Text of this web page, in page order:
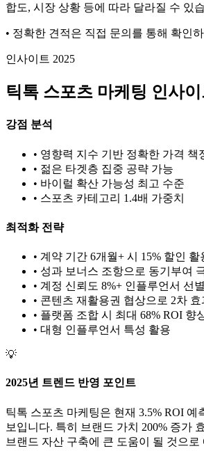
합도, 시장 상황 등에 따라 달라질 수 있
• 정확한 견적은 직접 문의를 통해 확인
인사이트 2025
틱톡 스포츠 마케팅 인사
강점 분석
• 영향력 지수 기반 정확한 가격 책
• 젊은 타겟층 집중 공략 가능
• 바이럴 확산 가능성 최고 수준
• 스포츠 카테고리 1.4배 가중치
최적화 전략
• 계약 기간 6개월+ 시 15% 할인 활
• 성과 보너스 조항으로 동기부여
• 계정 신뢰도 8%+ 인플루언서 선별
• 콘텐츠 재활용권 협상으로 2차 효
• 플랫폼 조합 시 최대 68% ROI 향
• 대형 인플루언서 특성 활용
💡
2025년 트렌드 반영 포인트
틱톡 스포츠 마케팅은 현재 3.5% ROI 예
보입니다. 특히 브랜드 가치
200% 증가
브랜드 자산 구축에 큰 도움이 될 것으로